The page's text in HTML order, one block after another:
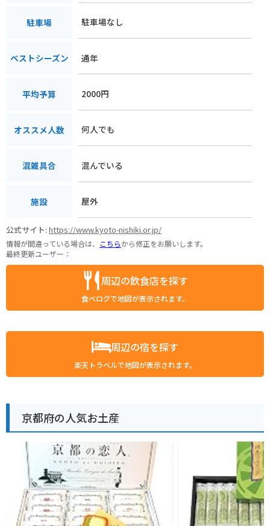
駐車場 駐車場なし
ベストシーズン 通年
平均予算 2000円
オススメ人数 何人でも
混雑具合 混んでいる
施設 屋外
公式サイト:https://www.kyoto-nishiki.or.jp/
情報が間違っている場合は、 こちらから修正をお願いします。
最終更新ユーザー：
周辺の飲食店を探す
食べログで地図が表示されます。
周辺の宿を探す
楽天トラベルで地図が表示されます。
京都府の人気お土産